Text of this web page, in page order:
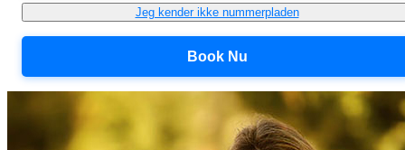
Jeg kender ikke nummerpladen
Book Nu